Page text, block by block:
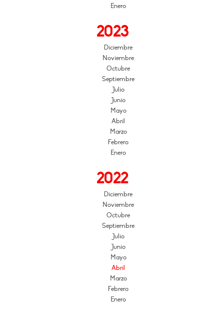
Enero
2023
Diciembre
Noviembre
Octubre
Septiembre
Julio
Junio
Mayo
Abril
Marzo
Febrero
Enero
2022
Diciembre
Noviembre
Octubre
Septiembre
Julio
Junio
Mayo
Abril
Marzo
Febrero
Enero